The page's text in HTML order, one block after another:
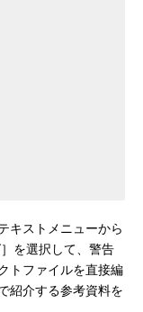
キストメニューから
を選択して、警告
トファイルを直接編
紹介する参考資料を